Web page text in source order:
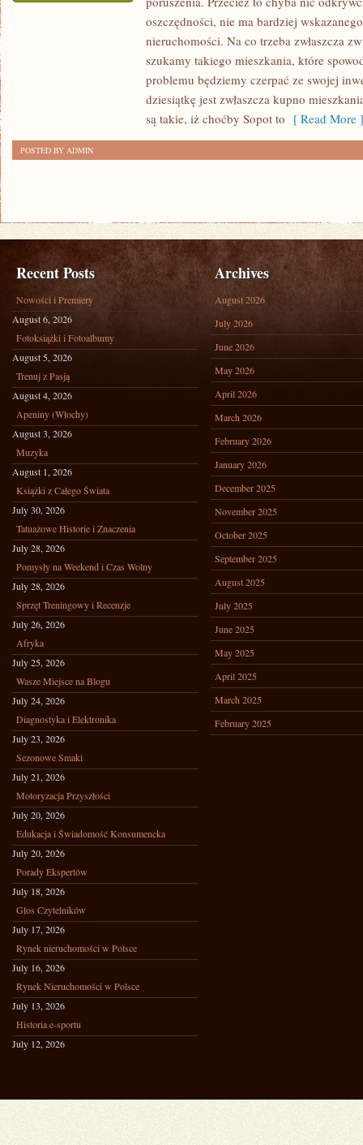
oszczędności, nie ma bardziej
nieruchomości. Na co trzeba zwłaszcza
szukamy takiego mieszkania, które
problemu będziemy czerpać ze swojej
dziesiątkę jest zwłaszcza kupno
są takie, iż choćby Sopot to [ Read More ]
POSTED BY ADMIN
Recent Posts
Nowości i Premiery
August 6, 2026
Fotoksiążki i Fotoalbumy
August 5, 2026
Trenuj z Pasją
August 4, 2026
Apeniny (Włochy)
August 3, 2026
Muzyka
August 1, 2026
Książki z Całego Świata
July 30, 2026
Tatuażowe Historie i Znaczenia
July 28, 2026
Pomysły na Weekend i Czas Wolny
July 28, 2026
Sprzęt Treningowy i Recenzje
July 26, 2026
Afryka
July 25, 2026
Wasze Miejsce na Blogu
July 24, 2026
Diagnostyka i Elektronika
July 23, 2026
Sezonowe Smaki
July 21, 2026
Motoryzacja Przyszłości
July 20, 2026
Edukacja i Świadomość Konsumencka
July 20, 2026
Porady Ekspertów
July 18, 2026
Głos Czytelników
July 17, 2026
Rynek nieruchomości w Polsce
July 16, 2026
Rynek Nieruchomości w Polsce
July 13, 2026
Historia e-sportu
July 12, 2026
Archives
August 2026
July 2026
June 2026
May 2026
April 2026
March 2026
February 2026
January 2026
December 2025
November 2025
October 2025
September 2025
August 2025
July 2025
June 2025
May 2025
April 2025
March 2025
February 2025